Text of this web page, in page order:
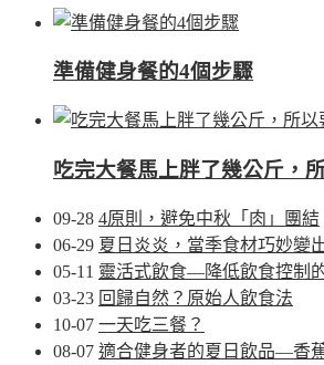
準備健身餐的4個步驟
吃完大餐馬上胖了幾公斤，
09-28 4原則，避免中秋「肉」團結
06-29 夏日炎炎，當季食材巧妙變
05-11 靈活式飲食—降低飲食控制
03-23 回歸自然？原始人飲食法
10-07 一天吃三餐？
08-07 適合健身者的夏日飲品—香